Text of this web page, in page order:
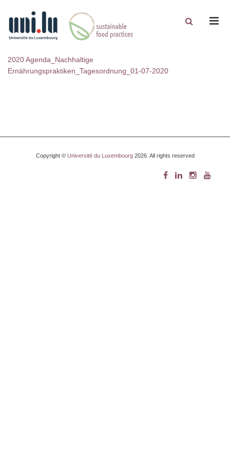
2020 Agenda_Nachhaltige
Ernährungspraktiken_Tagesordnung_01-07-2020
Copyright © Université du Luxembourg2026. All rights reserved